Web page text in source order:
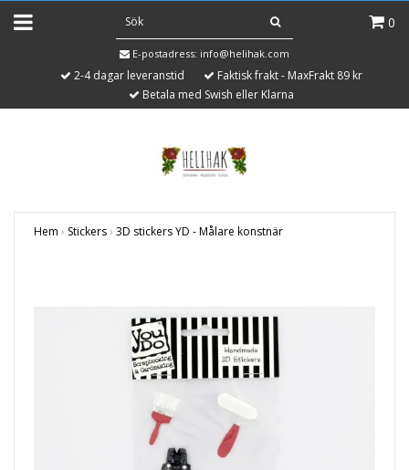
0
E-postadress: info@helihak.com
2-4 dagar leveranstid
Faktisk frakt - MaxFrakt 89 kr
Betala med Swish eller Klarna
Hem › Stickers› 3D stickers YD - Målare konstnär